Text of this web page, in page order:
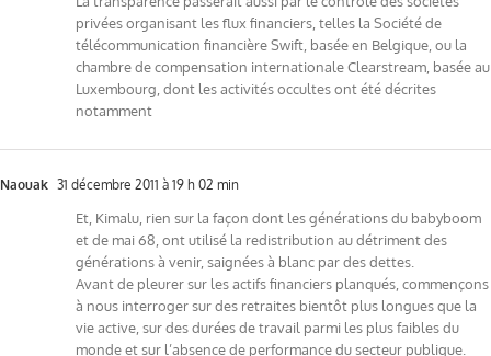
privées organisant les flux financiers, telles la Société de
télécommunication financière Swift, basée en Belgique, ou la
chambre de compensation internationale Clearstream, basée au
Luxembourg, dont les activités occultes ont été décrites
notamment
Naouak 31 décembre 2011 à 19 h 02 min
Et, Kimalu, rien sur la façon dont les générations du babyboom
et de mai 68, ont utilisé la redistribution au détriment des
générations à venir, saignées à blanc par des dettes.
Avant de pleurer sur les actifs financiers planqués, commençons
à nous interroger sur des retraites bientôt plus longues que la
vie active, sur des durées de travail parmi les plus faibles du
monde et sur l’absence de performance du secteur publique.